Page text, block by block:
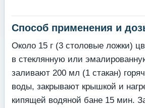
Способ применения и
Около 15 г (3 столовые ложки)
в стеклянную или
заливают 200 мл (1 стакан)
воды, закрывают крышкой и
кипящей водяной бане 15 мин.